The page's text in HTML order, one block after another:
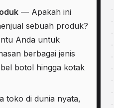
— Apakah ini
sebuah produk?
Anda untuk
berbagai jenis
botol hingga kotak
toko di dunia nyata,